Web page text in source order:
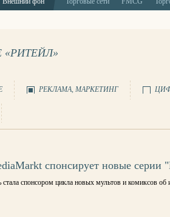
«РИТЕЙЛ»
РЕКЛАМА, МАРКЕТИНГ
спонсирует новые серии
стала спонсором цикла новых мультов и комиксов об